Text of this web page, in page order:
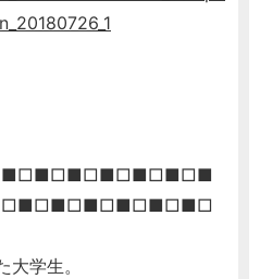
学生。